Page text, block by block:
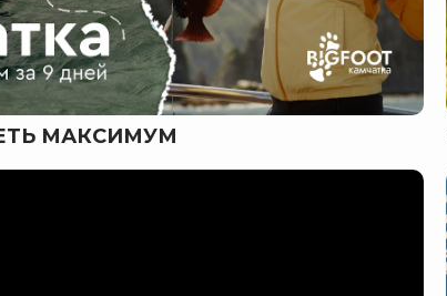
МАКСИМУМ